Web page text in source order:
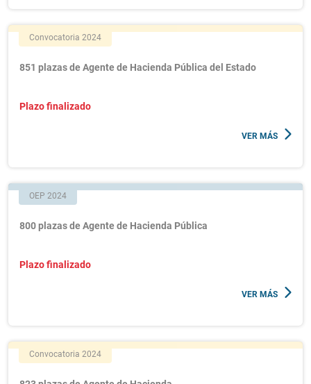
Convocatoria 2024
851 plazas de Agente de Hacienda Pública del Estado
Plazo finalizado
VER MÁS
OEP 2024
800 plazas de Agente de Hacienda Pública
Plazo finalizado
VER MÁS
Convocatoria 2024